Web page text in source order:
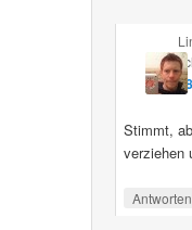
Stimmt,
verziehen
Antworten